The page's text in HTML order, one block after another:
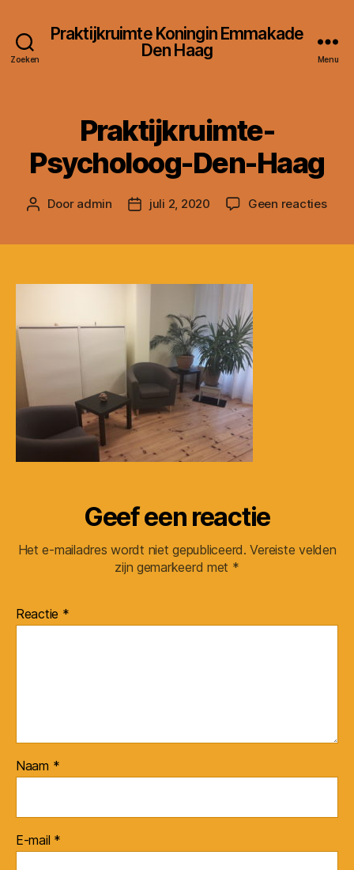
Zoeken
Praktijkruimte Koningin Emmakade
Den Haag
Menu
Praktijkruimte-
Psycholoog-Den-Haag
Berichtauteur
Door admin Berichtdatum
juli 2, 2020 Geen reactiesop
Geef een reactie
Het e-mailadres wordt niet gepubliceerd. Vereiste velden
zijn gemarkeerd met *
Reactie *
Naam *
E-mail *